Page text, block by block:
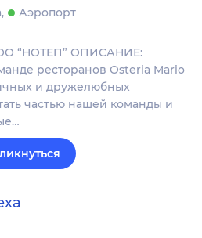
Аэропорт
“НОТЕП” ОПИСАНИЕ:
ресторанов Osteria Mario
и дружелюбных
частью нашей команды и